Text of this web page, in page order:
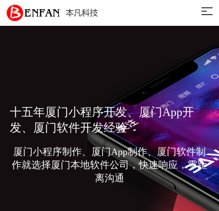
十五年厦门小程序开发、厦门App开
发、厦门软件开发经验
厦门小程序制作、厦门App制作、厦门软件制
作就选择厦门本地软件公司，快速响应，零距
离沟通